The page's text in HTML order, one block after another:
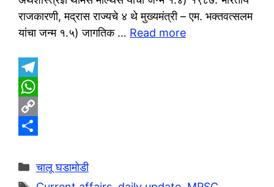
राजकारणी, मद्रास राज्यचे ४ थे मुख्यमंत्री – एम. भक्तवत्सलम
यांचा जन्म १.५) जागतिक … Read more
T
e
g
r
W
h
t
s
C
p
y
h
a
Categories
चालू घडामोडी